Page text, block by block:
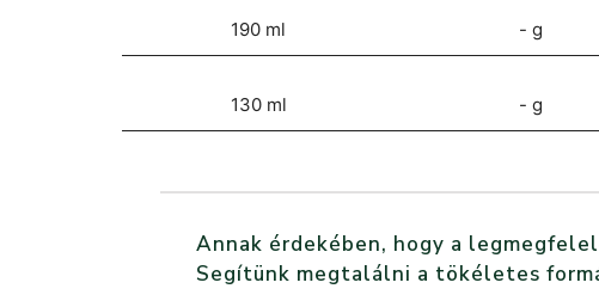
190 ml - g
130 ml - g
Annak érdekében, hogy a
Segítünk megtalálni a tökéletes